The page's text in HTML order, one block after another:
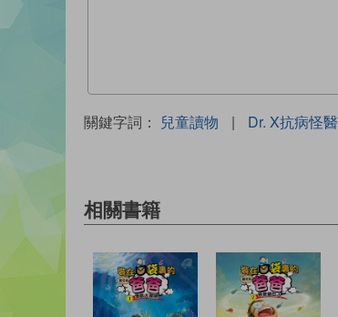
關鍵字詞： 兒童讀物 | Dr. X抗病怪醫
相關書籍